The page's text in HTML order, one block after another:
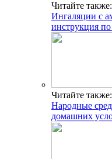
Читайте также:
Ингаляции с
инструкция
Читайте также:
Народные
домашних